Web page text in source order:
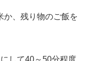
か、残り物のご飯を